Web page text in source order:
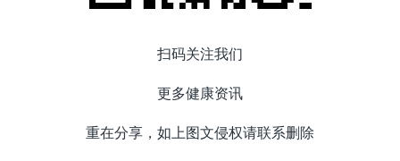
扫码关注我们
更多健康资讯
重在分享，如上图文侵权请联系删除